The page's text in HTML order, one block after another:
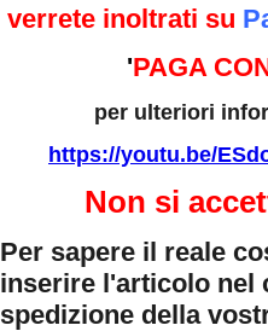
verrete inoltrati su
'PAGA
per ulteriori
https://youtu.be/
Non si
Per sapere il reale
inserire l'articolo
spedizione della